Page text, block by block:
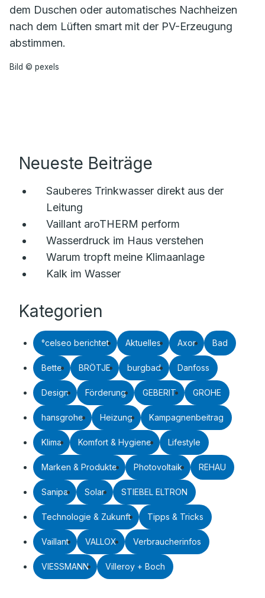
dem Duschen oder automatisches Nachheizen
nach dem Lüften smart mit der PV-Erzeugung
abstimmen.
Bild © pexels
Neueste Beiträge
Sauberes Trinkwasser direkt aus der
Leitung
Vaillant aroTHERM perform
Wasserdruck im Haus verstehen
Warum tropft meine Klimaanlage
Kalk im Wasser
Kategorien
°celseo berichtet Aktuelles Axor Bad
Bette BRÖTJE burgbad Danfoss
Design Förderung GEBERIT GROHE
hansgrohe Heizung Kampagnenbeitrag
Klima Komfort & Hygiene Lifestyle
Marken & Produkte Photovoltaik REHAU
Sanipa Solar STIEBEL ELTRON
Technologie & Zukunft Tipps & Tricks
Vaillant VALLOX Verbraucherinfos
VIESSMANN Villeroy + Boch